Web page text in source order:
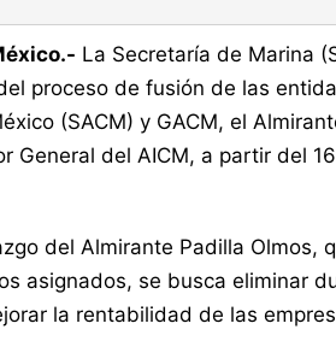
La Secretaría de Marina
proceso de fusión de las
(SACM) y GACM, el
General del AICM, a partir del
del Almirante Padilla Olmos,
asignados, se busca eliminar
la rentabilidad de las